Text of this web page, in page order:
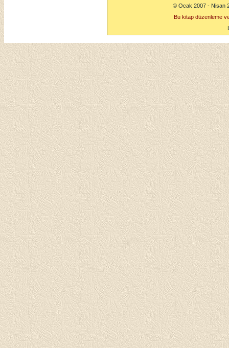
© Ocak 2007 - Nisan
Bu kitap düzenleme